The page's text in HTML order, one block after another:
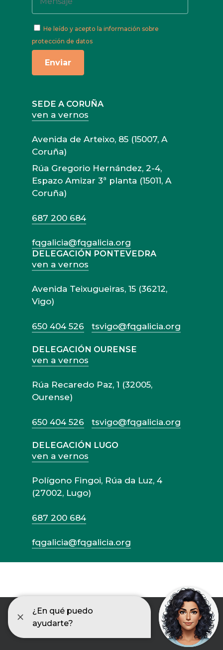
He leído y acepto la información sobre
protección de datos
SEDE A CORUÑA
ven a vernos
Avenida de Arteixo, 85 (15007, A
Coruña)
Rúa Gregorio Hernández, 2-4,
Espazo Amizar 3ª planta (15011, A
Coruña)
687 200 684
fqgalicia@fqgalicia.org
DELEGACIÓN PONTEVEDRA
ven a vernos
Avenida Teixugueiras, 15 (36212,
Vigo)
650 404 526 tsvigo@fqgalicia.org
DELEGACIÓN OURENSE
ven a vernos
Rúa Recaredo Paz, 1 (32005,
Ourense)
650 404 526 tsvigo@fqgalicia.org
DELEGACIÓN LUGO
ven a vernos
Polígono Fingoi, Rúa da Luz, 4
(27002, Lugo)
687 200 684
fqgalicia@fqgalicia.org